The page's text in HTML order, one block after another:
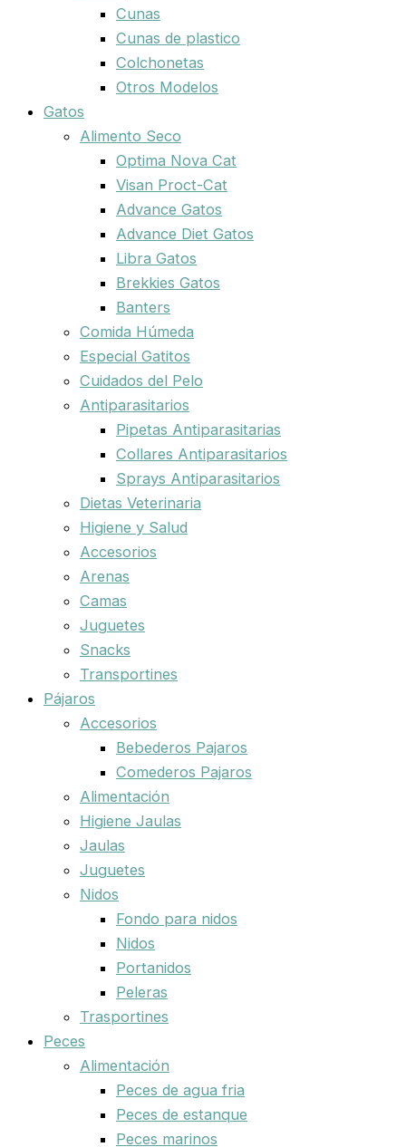
Cunas
Cunas de plastico
Colchonetas
Otros Modelos
Gatos
Alimento Seco
Optima Nova Cat
Visan Proct-Cat
Advance Gatos
Advance Diet Gatos
Libra Gatos
Brekkies Gatos
Banters
Comida Húmeda
Especial Gatitos
Cuidados del Pelo
Antiparasitarios
Pipetas Antiparasitarias
Collares Antiparasitarios
Sprays Antiparasitarios
Dietas Veterinaria
Higiene y Salud
Accesorios
Arenas
Camas
Juguetes
Snacks
Transportines
Pájaros
Accesorios
Bebederos Pajaros
Comederos Pajaros
Alimentación
Higiene Jaulas
Jaulas
Juguetes
Nidos
Fondo para nidos
Nidos
Portanidos
Peleras
Trasportines
Peces
Alimentación
Peces de agua fria
Peces de estanque
Peces marinos